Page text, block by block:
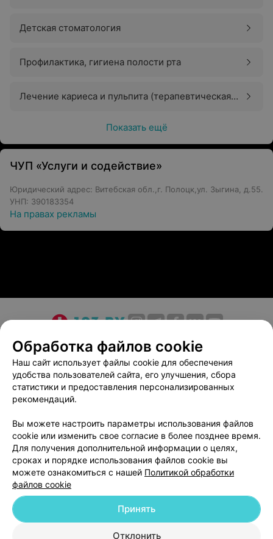
Детская стоматология
Профилактика, гигиена полости рта
Лечение кариеса и пульпита (терапевтическая
Показать ещё
ЧУП «Услуги и содействие»
Юридический адрес: Витебская обл.,г. Полоцк,ул. Зыгина, д.55.
УНП: 390183354
На правах рекламы
О проекте Новости проекта
Размещение рекламы
Медицинский маркетинг
Публичный договор
Пользовательское соглашение
Способы оплаты
Вакансии
Партнеры
Написать в поддержку
Персональные настройки cookie
Обработка персональных данных
Обработка файлов cookie
Наш сайт использует файлы cookie для обеспечения
удобства пользователей сайта, его улучшения, сбора
статистики и предоставления персонализированных
рекомендаций.
Вы можете настроить параметры использования файлов
cookie или изменить свое согласие в более позднее время.
Для получения дополнительной информации о целях,
сроках и порядке использования файлов cookie вы
можете ознакомиться с нашей Политикой обработки
файлов cookie
Отклонить
Принять